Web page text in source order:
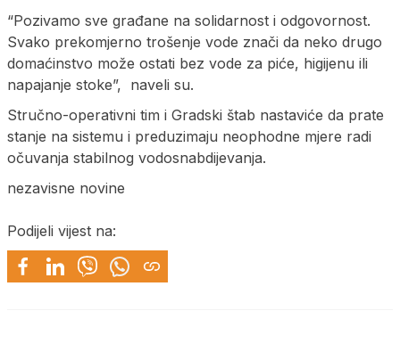
“Pozivamo sve građane na solidarnost i odgovornost.
Svako prekomjerno trošenje vode znači da neko drugo
domaćinstvo može ostati bez vode za piće, higijenu ili
napajanje stoke”, naveli su.
Stručno-operativni tim i Gradski štab nastaviće da prate
stanje na sistemu i preduzimaju neophodne mjere radi
očuvanja stabilnog vodosnabdijevanja.
nezavisne novine
Podijeli vijest na: